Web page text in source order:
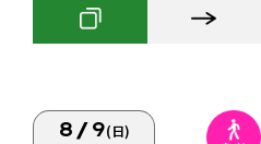
8/9(日)